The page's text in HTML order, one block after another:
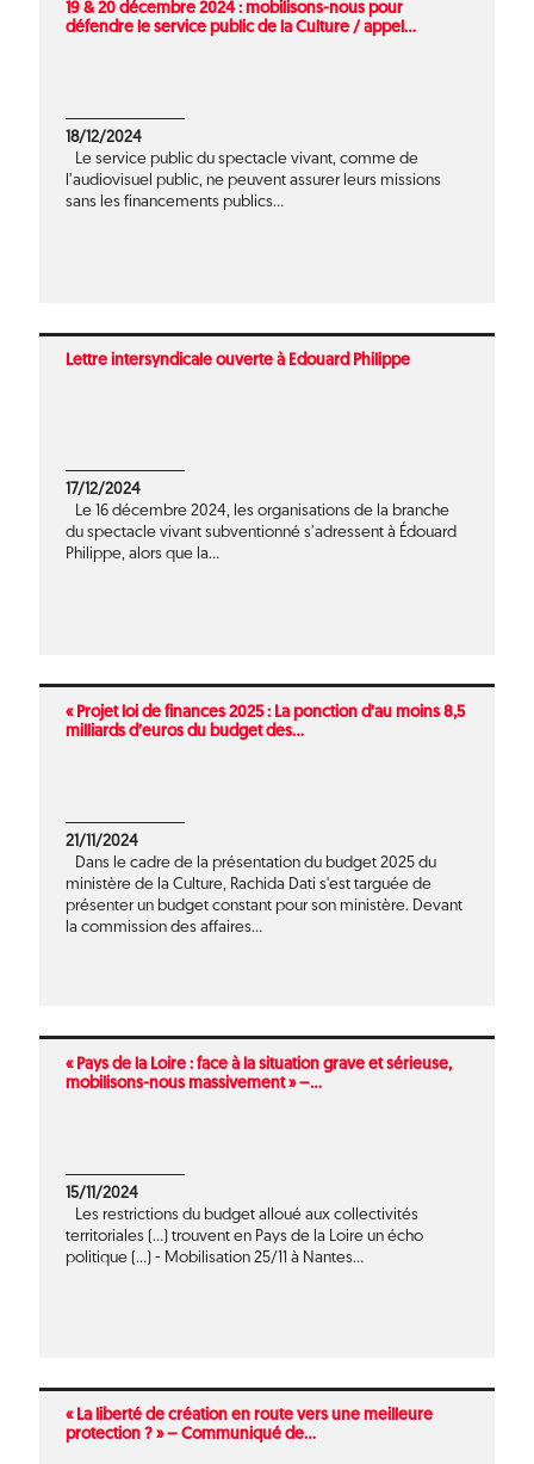
19 & 20 décembre 2024 : mobilisons-nous pour
défendre le service public de la Culture / appel...
18/12/2024
Le service public du spectacle vivant, comme de
l’audiovisuel public, ne peuvent assurer leurs missions
sans les financements publics...
Lettre intersyndicale ouverte à Edouard Philippe
17/12/2024
Le 16 décembre 2024, les organisations de la branche
du spectacle vivant subventionné s’adressent à Édouard
Philippe, alors que la...
« Projet loi de finances 2025 : La ponction d’au moins 8,5
milliards d’euros du budget des...
21/11/2024
Dans le cadre de la présentation du budget 2025 du
ministère de la Culture, Rachida Dati s'est targuée de
présenter un budget constant pour son ministère. Devant
la commission des affaires...
« Pays de la Loire : face à la situation grave et sérieuse,
mobilisons-nous massivement » –...
15/11/2024
Les restrictions du budget alloué aux collectivités
territoriales (...) trouvent en Pays de la Loire un écho
politique (...) - Mobilisation 25/11 à Nantes...
« La liberté de création en route vers une meilleure
protection ? » – Communiqué de...